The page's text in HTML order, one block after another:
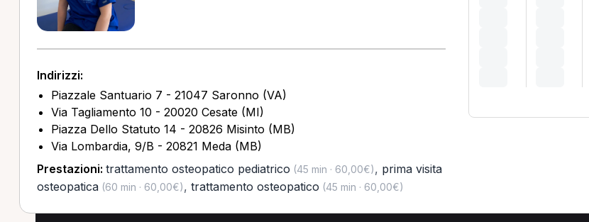
Indirizzi:
Piazzale Santuario 7 - 21047 Saronno (VA)
Via Tagliamento 10 - 20020 Cesate (MI)
Piazza Dello Statuto 14 - 20826 Misinto (MB)
Via Lombardia, 9/B - 20821 Meda (MB)
Prestazioni: trattamento osteopatico pediatrico (45 min · 60,00€), prima visita
osteopatica(60 min · 60,00€), trattamento osteopatico (45 min · 60,00€)